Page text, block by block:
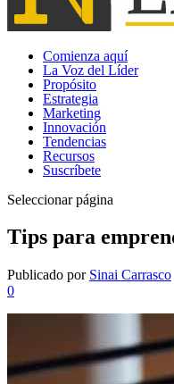
Comienza aquí
La Voz del Líder
Propósito
Estrategia
Marketing
Innovación
Tendencias
Recursos
Suscríbete
Seleccionar página
Tips para
Publicado por Sinai Carrasco
0